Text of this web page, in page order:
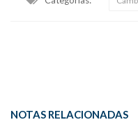
NOTAS RELACIONADAS